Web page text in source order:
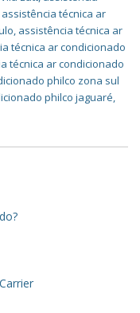
assistência técnica ar
, assistência técnica ar
técnica ar condicionado
técnica ar condicionado
philco zona sul
philco jaguaré,